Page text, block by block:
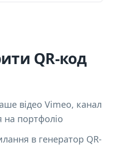
QR-код
відео Vimeo, канал
на портфоліо
в генератор QR-